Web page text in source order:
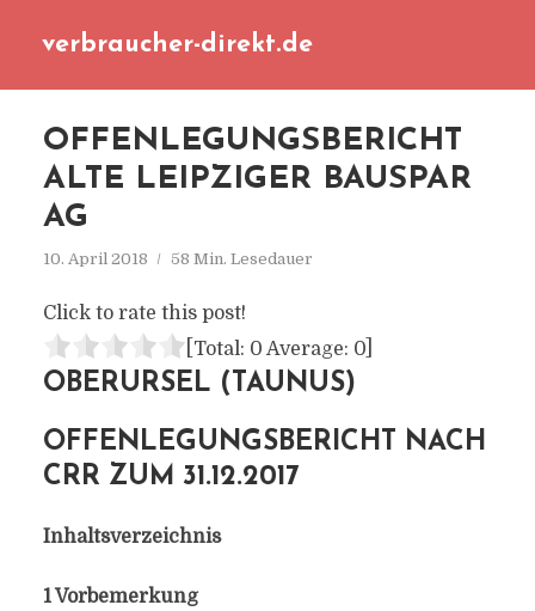
verbraucher-direkt.de
OFFENLEGUNGSBERICHT
ALTE LEIPZIGER BAUSPAR
AG
10. April 2018 58 Min. Lesedauer
Click to rate this post!
[Total: 0 Average: 0]
OBERURSEL (TAUNUS)
OFFENLEGUNGSBERICHT NACH
CRR ZUM 31.12.2017
Inhaltsverzeichnis
1 Vorbemerkung